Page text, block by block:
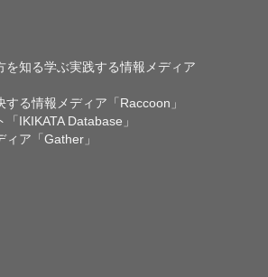
を知る学ぶ実践する情報メディア
る情報メディア「Raccoon」
IKIKATA Database」
ア「Gather」